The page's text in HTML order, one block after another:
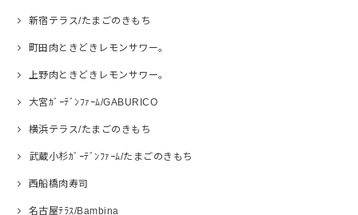
新宿テラス/たまごのきもち
町田肉ときどきレモンサワー。
上野肉ときどきレモンサワー。
大宮ｶﾞｰﾃﾞﾝﾌｧｰﾑ/GABURICO
横浜テラス/たまごのきもち
武蔵小杉ｶﾞｰﾃﾞﾝﾌｧｰﾑ/たまごのきもち
西船橋肉寿司
名古屋ﾃﾗｽ/Bambina